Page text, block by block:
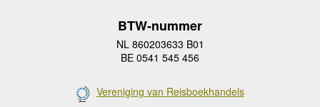
BTW-nummer
NL 860203633 B01
BE 0541 545 456
Vereniging van Reisboekhandels